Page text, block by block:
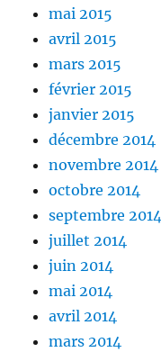
mai 2015
avril 2015
mars 2015
février 2015
janvier 2015
décembre 2014
novembre 2014
octobre 2014
septembre 2014
juillet 2014
juin 2014
mai 2014
avril 2014
mars 2014